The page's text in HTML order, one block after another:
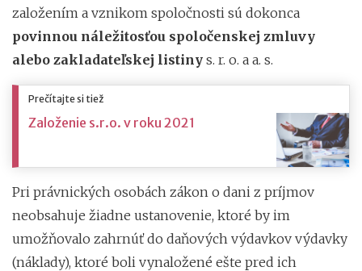
založením a vznikom spoločnosti sú dokonca
povinnou náležitosťou spoločenskej zmluvy
alebo zakladateľskej listiny s. r. o. a a. s.
Prečítajte si tiež
Založenie s.r.o. v roku 2021
Pri právnických osobách zákon o dani z príjmov
neobsahuje žiadne ustanovenie, ktoré by im
umožňovalo zahrnúť do daňových výdavkov výdavky
(náklady), ktoré boli vynaložené ešte pred ich